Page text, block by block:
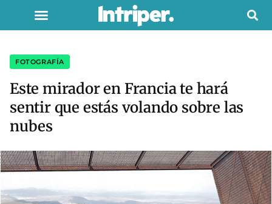
FOTOGRAFÍA
Este mirador en Francia te hará
sentir que estás volando sobre las
nubes